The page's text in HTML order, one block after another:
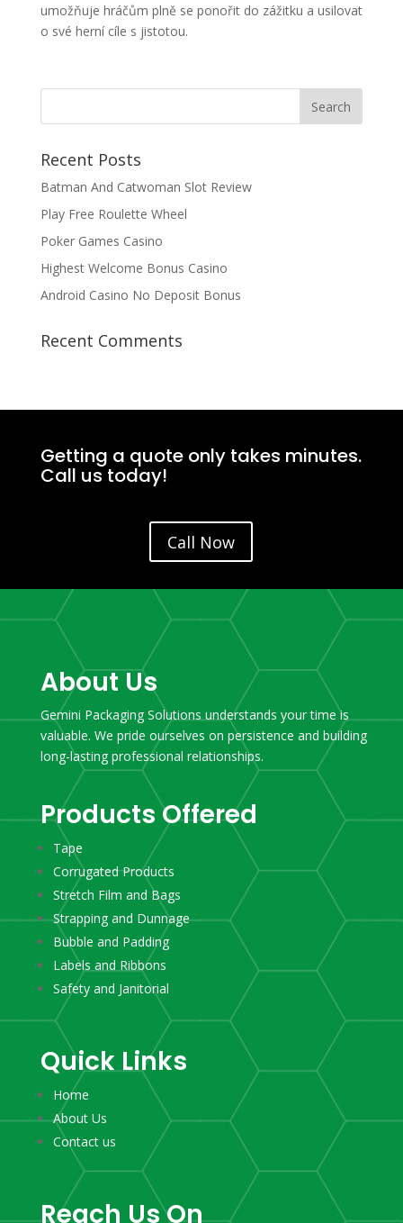
umožňuje hráčům plně se ponořit do zážitku a usilovat
o své herní cíle s jistotou.
Recent Posts
Batman And Catwoman Slot Review
Play Free Roulette Wheel
Poker Games Casino
Highest Welcome Bonus Casino
Android Casino No Deposit Bonus
Recent Comments
Getting a quote only takes minutes.
Call us today!
Call Now
About Us
Gemini Packaging Solutions understands your time is
valuable. We pride ourselves on persistence and building
long-lasting professional relationships.
Products Offered
Tape
Corrugated Products
Stretch Film and Bags
Strapping and Dunnage
Bubble and Padding
Labels and Ribbons
Safety and Janitorial
Quick Links
Home
About Us
Contact us
Reach Us On